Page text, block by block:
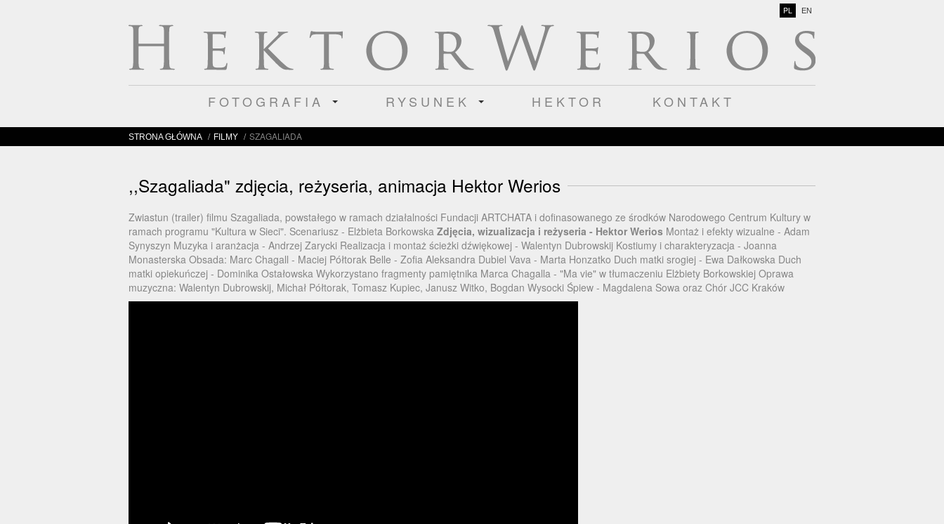
PL EN
FOTOGRAFIA RYSUNEK HEKTOR KONTAKT
STRONA GŁÓWNA / FILMY / SZAGALIADA
,,Szagaliada" zdjęcia, reżyseria, animacja Hektor Werios
Zwiastun (trailer) filmu Szagaliada, powstałego w ramach działalności Fundacji ARTCHATA i dofinasowanego ze środków Narodowego Centrum Kultury w
ramach programu "Kultura w Sieci". Scenariusz - Elżbieta Borkowska Zdjęcia, wizualizacja i reżyseria - Hektor Werios Montaż i efekty wizualne - Adam
Synyszyn Muzyka i aranżacja - Andrzej Zarycki Realizacja i montaż ścieżki dźwiękowej - Walentyn Dubrowskij Kostiumy i charakteryzacja - Joanna
Monasterska Obsada: Marc Chagall - Maciej Półtorak Belle - Zofia Aleksandra Dubiel Vava - Marta Honzatko Duch matki srogiej - Ewa Dałkowska Duch
matki opiekuńczej - Dominika Ostałowska Wykorzystano fragmenty pamiętnika Marca Chagalla - "Ma vie" w tłumaczeniu Elżbiety Borkowskiej Oprawa
muzyczna: Walentyn Dubrowskij, Michał Półtorak, Tomasz Kupiec, Janusz Witko, Bogdan Wysocki Śpiew - Magdalena Sowa oraz Chór JCC Kraków